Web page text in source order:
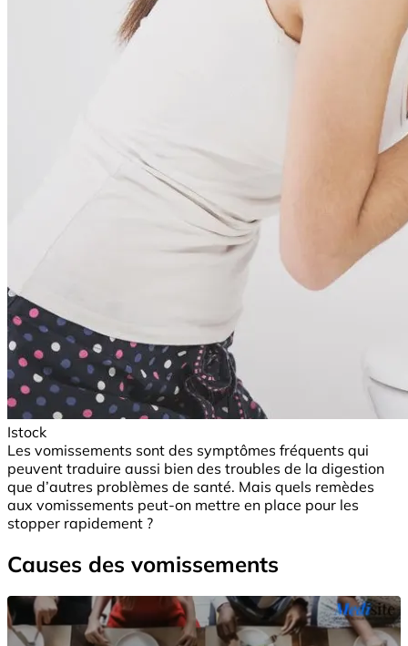
Istock
Les vomissements sont des symptômes fréquents qui
peuvent traduire aussi bien des troubles de la digestion
que d’autres problèmes de santé. Mais quels remèdes
aux vomissements peut-on mettre en place pour les
stopper rapidement ?
Causes des vomissements